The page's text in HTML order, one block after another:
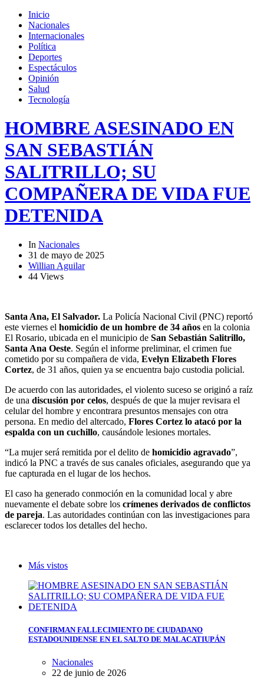
Inicio
Nacionales
Internacionales
Política
Deportes
Espectáculos
Opinión
Salud
Tecnología
HOMBRE ASESINADO EN
SAN SEBASTIÁN
SALITRILLO; SU
COMPAÑERA DE VIDA FUE
DETENIDA
In Nacionales
31 de mayo de 2025
Willian Aguilar
44 Views
Santa Ana, El Salvador. La Policía Nacional Civil (PNC) reportó
este viernes el homicidio de un hombre de 34 años en la colonia
El Rosario, ubicada en el municipio de San Sebastián Salitrillo,
Santa Ana Oeste. Según el informe preliminar, el crimen fue
cometido por su compañera de vida, Evelyn Elizabeth Flores
Cortez, de 31 años, quien ya se encuentra bajo custodia policial.
De acuerdo con las autoridades, el violento suceso se originó a raíz
de una discusión por celos, después de que la mujer revisara el
celular del hombre y encontrara presuntos mensajes con otra
persona. En medio del altercado, Flores Cortez lo atacó por la
espalda con un cuchillo, causándole lesiones mortales.
“La mujer será remitida por el delito de homicidio agravado”,
indicó la PNC a través de sus canales oficiales, asegurando que ya
fue capturada en el lugar de los hechos.
El caso ha generado conmoción en la comunidad local y abre
nuevamente el debate sobre los crímenes derivados de conflictos
de pareja. Las autoridades continúan con las investigaciones para
esclarecer todos los detalles del hecho.
Más vistos
CONFIRMAN FALLECIMIENTO DE CIUDADANO
ESTADOUNIDENSE EN EL SALTO DE MALACATIUPÁN
Nacionales
22 de junio de 2026